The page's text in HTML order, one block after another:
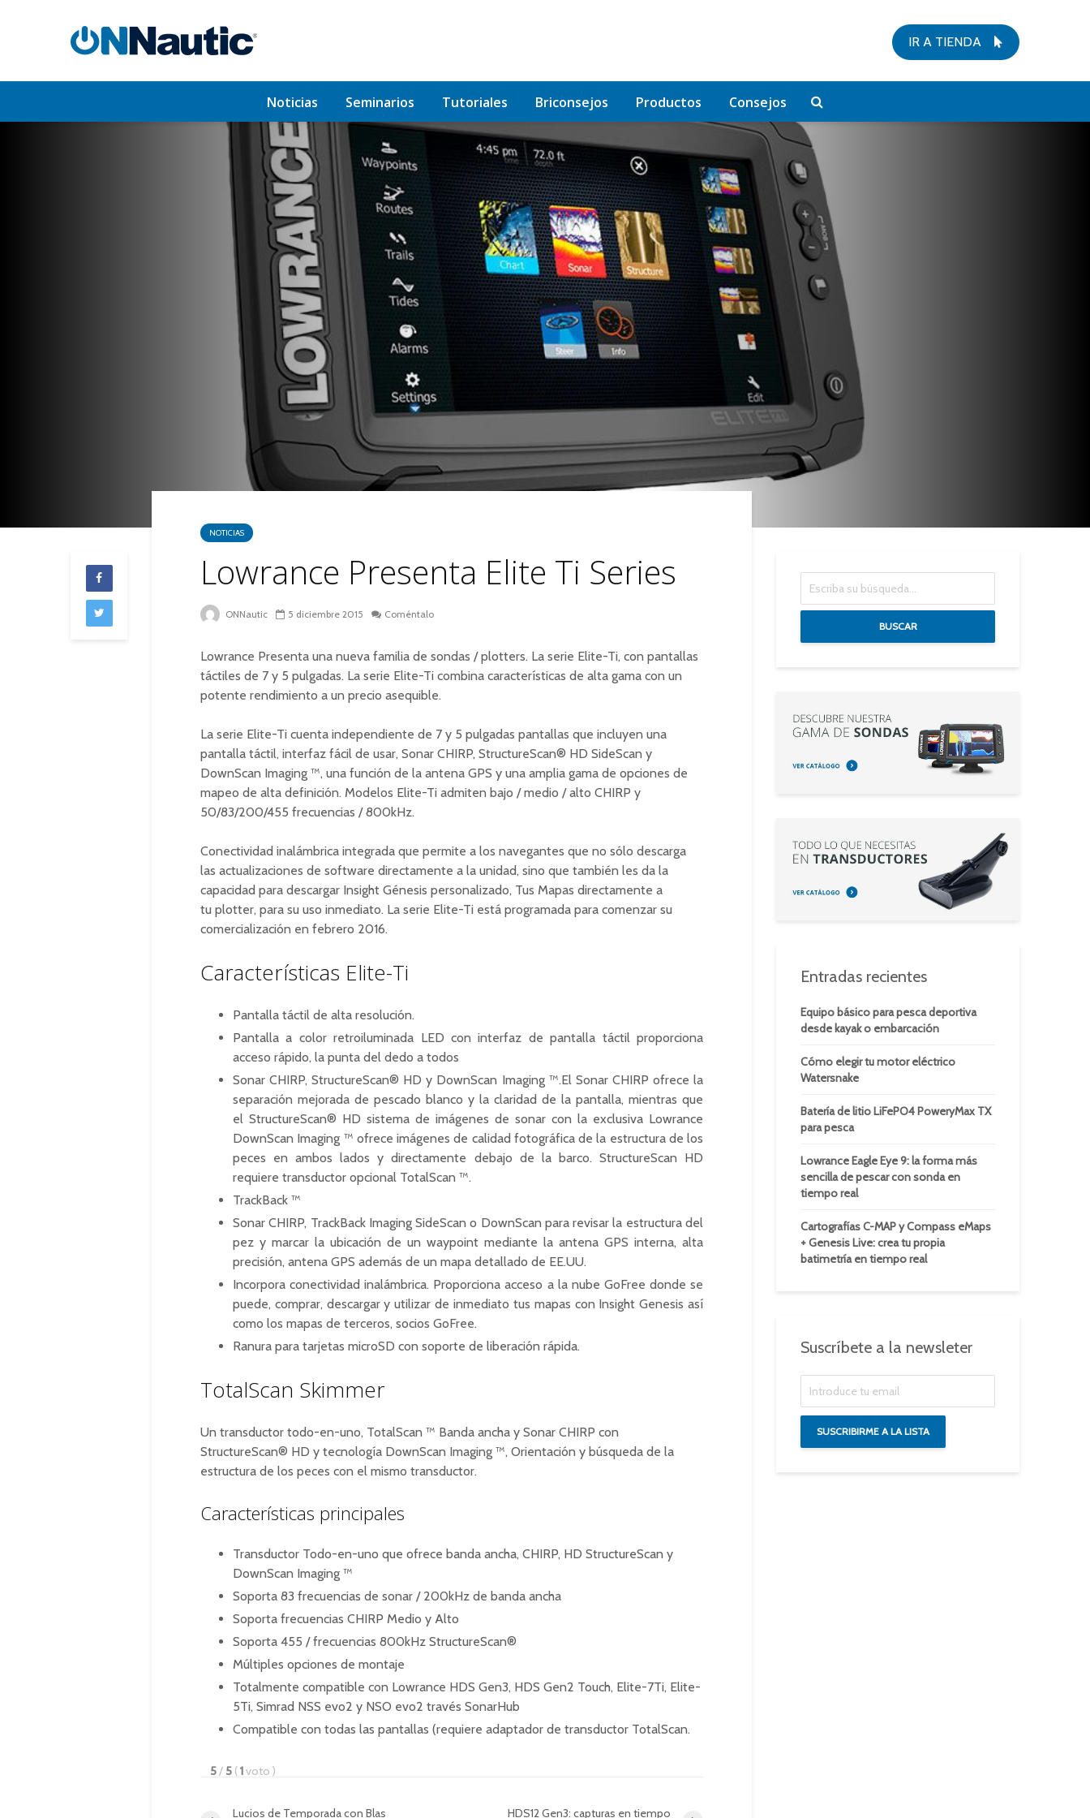
IR A TIENDA
Noticias Seminarios Tutoriales Briconsejos Productos Consejos
NOTICIAS
Lowrance Presenta Elite Ti Series
ONNautic 5 diciembre 2015 Coméntalo
Lowrance Presenta una nueva familia de sondas / plotters. La serie Elite-Ti, con pantallas
táctiles de 7 y 5 pulgadas. La serie Elite-Ti combina características de alta gama con un
potente rendimiento a un precio asequible.
La serie Elite-Ti cuenta independiente de 7 y 5 pulgadas pantallas que incluyen una
pantalla táctil, interfaz fácil de usar, Sonar CHIRP, StructureScan® HD SideScan y
DownScan Imaging ™, una función de la antena GPS y una amplia gama de opciones de
mapeo de alta definición. Modelos Elite-Ti admiten bajo / medio / alto CHIRP y
50/83/200/455 frecuencias / 800kHz.
Conectividad inalámbrica integrada que permite a los navegantes que no sólo descarga
las actualizaciones de software directamente a la unidad, sino que también les da la
capacidad para descargar Insight Génesis personalizado, Tus Mapas directamente a
tu plotter, para su uso inmediato. La serie Elite-Ti está programada para comenzar su
comercialización en febrero 2016.
Características Elite-Ti
Pantalla táctil de alta resolución.
Pantalla a color retroiluminada LED con interfaz de pantalla táctil proporciona
acceso rápido, la punta del dedo a todos
Sonar CHIRP, StructureScan® HD y DownScan Imaging ™.El Sonar CHIRP ofrece la
separación mejorada de pescado blanco y la claridad de la pantalla, mientras que
el StructureScan® HD sistema de imágenes de sonar con la exclusiva Lowrance
DownScan Imaging ™ ofrece imágenes de calidad fotográfica de la estructura de los
peces en ambos lados y directamente debajo de la barco. StructureScan HD
requiere transductor opcional TotalScan ™.
TrackBack ™
Sonar CHIRP, TrackBack Imaging SideScan o DownScan para revisar la estructura del
pez y marcar la ubicación de un waypoint mediante la antena GPS interna, alta
precisión, antena GPS además de un mapa detallado de EE.UU.
Incorpora conectividad inalámbrica. Proporciona acceso a la nube GoFree donde se
puede, comprar, descargar y utilizar de inmediato tus mapas con Insight Genesis así
como los mapas de terceros, socios GoFree.
Ranura para tarjetas microSD con soporte de liberación rápida.
TotalScan Skimmer
Un transductor todo-en-uno, TotalScan ™ Banda ancha y Sonar CHIRP con
StructureScan® HD y tecnología DownScan Imaging ™, Orientación y búsqueda de la
estructura de los peces con el mismo transductor.
Características principales
Transductor Todo-en-uno que ofrece banda ancha, CHIRP, HD StructureScan y
DownScan Imaging ™
Soporta 83 frecuencias de sonar / 200kHz de banda ancha
Soporta frecuencias CHIRP Medio y Alto
Soporta 455 / frecuencias 800kHz StructureScan®
Múltiples opciones de montaje
Totalmente compatible con Lowrance HDS Gen3, HDS Gen2 Touch, Elite-7Ti, Elite-
5Ti, Simrad NSS evo2 y NSO evo2 través SonarHub
Compatible con todas las pantallas (requiere adaptador de transductor TotalScan.
5/ 5 (1voto )
Lucios de Temporada con Blas HDS12 Gen3: capturas en tiempo
BUSCAR
Entradas recientes
Equipo básico para pesca deportiva
desde kayak o embarcación
Cómo elegir tu motor eléctrico
Watersnake
Batería de litio LiFePO4 PoweryMax TX
para pesca
Lowrance Eagle Eye 9: la forma más
sencilla de pescar con sonda en
tiempo real
Cartografías C-MAP y Compass eMaps
+ Genesis Live: crea tu propia
batimetría en tiempo real
Suscríbete a la newsleter